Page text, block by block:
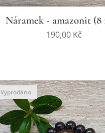
Náramek - amazonit (8
190,00 Kč
Vyprodáno